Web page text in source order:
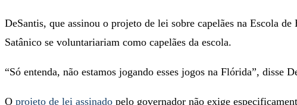
DeSantis, que assinou o projeto de lei sobre capelães na Escola
Satânico se voluntariariam como capelães da escola.
“Só entenda, não estamos jogando esses jogos na Flórida”, disse
O projeto de lei assinado pelo governador não exige